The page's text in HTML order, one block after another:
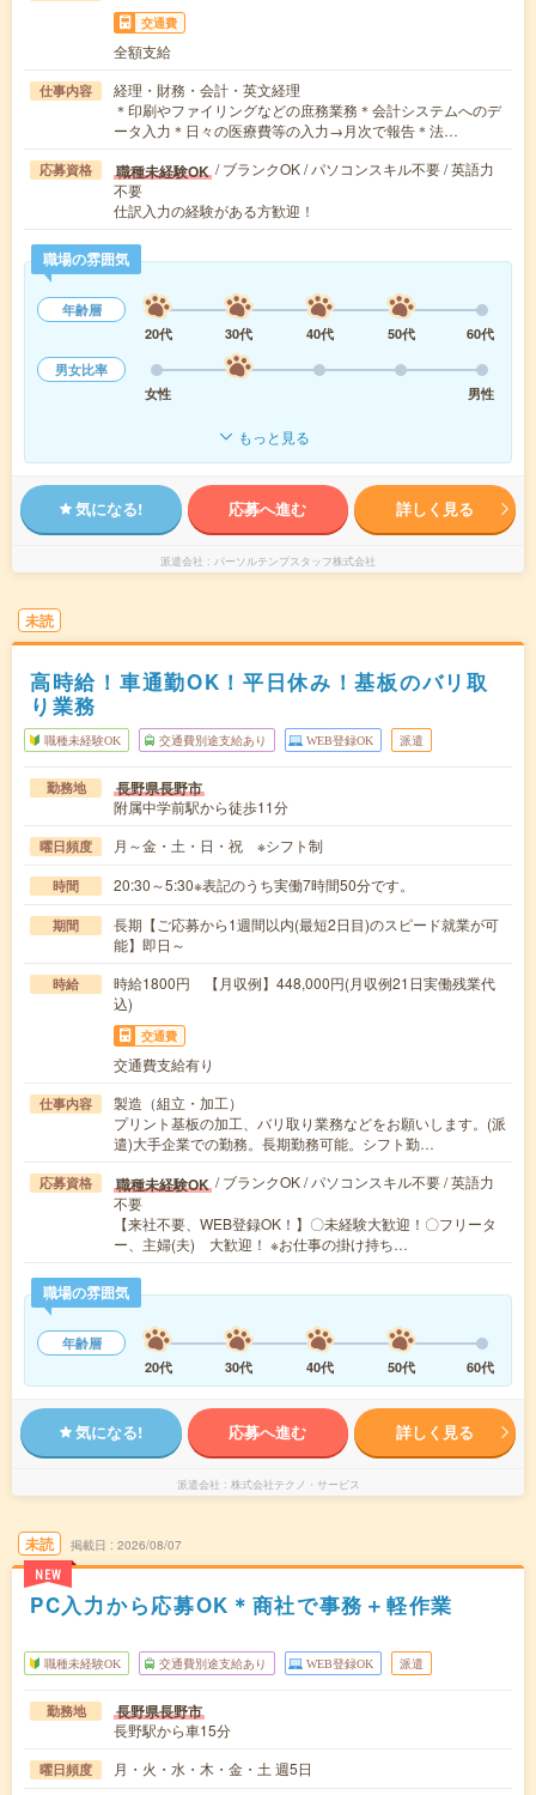
交通費
全額支給
仕事内容
経理・財務・会計・英文経理
＊印刷やファイリングなどの庶務業務＊会計システムへのデ
ータ入力＊日々の医療費等の入力→月次で報告＊法…
応募資格 職種未経験OK / ブランクOK / パソコンスキル不要 / 英語力
不要
仕訳入力の経験がある方歓迎！
職場の雰囲気
年齢層
20代
30代 40代 50代
60代
男女比率
女性
男性
もっと見る
気になる! 応募へ進む 詳しく見る
派遣会社 パーソルテンプスタッフ株式会社
未読
高時給！車通勤OK！平日休み！基板のバリ取
り業務
職種未経験OK 交通費別途支給あり WEB登録OK 派遣
勤務地 長野県長野市
附属中学前駅から徒歩11分
曜日頻度 月～金・土・日・祝 ※シフト制
時間 20:30～5:30※表記のうち実働7時間50分です。
期間
長期【ご応募から1週間以内(最短2日目)のスピード就業が可
能】即日～
時給
時給1800円 【月収例】448,000円(月収例21日実働残業代
込)
交通費
交通費支給有り
仕事内容
製造（組立・加工）
プリント基板の加工、バリ取り業務などをお願いします。(派
遣)大手企業での勤務。長期勤務可能。シフト勤…
応募資格 職種未経験OK / ブランクOK / パソコンスキル不要 / 英語力
不要
【来社不要、WEB登録OK！】〇未経験大歓迎！〇フリータ
ー、主婦(夫) 大歓迎！ ※お仕事の掛け持ち…
職場の雰囲気
年齢層
20代
30代 40代 50代 60代
気になる! 応募へ進む 詳しく見る
派遣会社 株式会社テクノ・サービス
未読
NEW
掲載日 2026/08/07
PC入力から応募OK＊商社で事務＋軽作業
職種未経験OK 交通費別途支給あり WEB登録OK 派遣
勤務地 長野県長野市
長野駅から車15分
曜日頻度 月・火・水・木・金・土 週5日